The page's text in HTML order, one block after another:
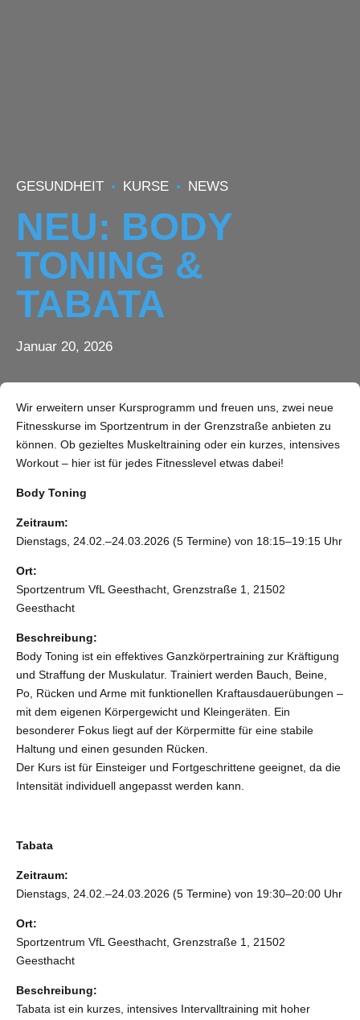
GESUNDHEIT KURSE NEWS
NEU: BODY
TONING &
TABATA
Januar 20, 2026
Wir erweitern unser Kursprogramm und freuen uns, zwei neue
Fitnesskurse im Sportzentrum in der Grenzstraße anbieten zu
können. Ob gezieltes Muskeltraining oder ein kurzes, intensives
Workout – hier ist für jedes Fitnesslevel etwas dabei!
Body Toning
Zeitraum:
Dienstags, 24.02.–24.03.2026 (5 Termine) von 18:15–19:15 Uhr
Ort:
Sportzentrum VfL Geesthacht, Grenzstraße 1, 21502
Geesthacht
Beschreibung:
Body Toning ist ein effektives Ganzkörpertraining zur Kräftigung
und Straffung der Muskulatur. Trainiert werden Bauch, Beine,
Po, Rücken und Arme mit funktionellen Kraftausdauerübungen –
mit dem eigenen Körpergewicht und Kleingeräten. Ein
besonderer Fokus liegt auf der Körpermitte für eine stabile
Haltung und einen gesunden Rücken.
Der Kurs ist für Einsteiger und Fortgeschrittene geeignet, da die
Intensität individuell angepasst werden kann.
Tabata
Zeitraum:
Dienstags, 24.02.–24.03.2026 (5 Termine) von 19:30–20:00 Uhr
Ort:
Sportzentrum VfL Geesthacht, Grenzstraße 1, 21502
Geesthacht
Beschreibung:
Tabata ist ein kurzes, intensives Intervalltraining mit hoher